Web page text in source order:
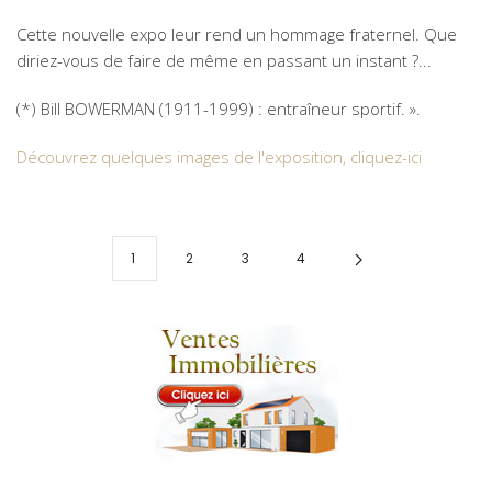
Cette nouvelle expo leur rend un hommage fraternel. Que
diriez-vous de faire de même en passant un instant ?...
(*) Bill BOWERMAN (1911-1999) : entraîneur sportif. ».
Découvrez quelques images de l'exposition, cliquez-ici
1 2 3 4